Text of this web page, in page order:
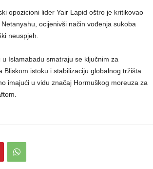
opozicioni lider Yair Lapid oštro je kritikovao
ocijenivši način vođenja sukoba
neuspjeh.
u Islamabadu smatraju se ključnim za
Bliskom istoku i stabilizaciju globalnog tržišta
imajući u vidu značaj Hormuškog moreuza za